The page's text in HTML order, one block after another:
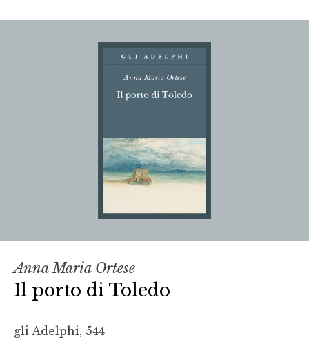
Anna Maria Ortese
Il porto di Toledo
gli Adelphi, 544